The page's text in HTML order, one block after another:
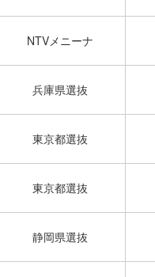
NTVメニーナ
兵庫県選抜
東京都選抜
東京都選抜
静岡県選抜